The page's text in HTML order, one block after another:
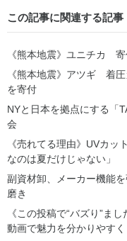
この記事に関連する記事
《熊本地震》ユニチカ
《熊本地震》アツギ 着
を寄付
NYと日本を拠点にする「
会
《売れてる理由》UVカ
なのは夏だけじゃない」
副資材卸、メーカー機能
磨き
《この投稿で“バズり”ま
動画で魅力を分かりやすく